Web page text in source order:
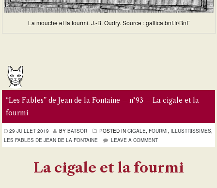
La mouche et la fourmi. J.-B. Oudry. Source : gallica.bnf.fr/BnF
“Les Fables” de Jean de la Fontaine – n°93 – La cigale et la
fourmi
29 JUILLET 2019 BY BATSOR POSTED IN CIGALE FOURMI ILLUSTRISSIMES
LES FABLES DE JEAN DE LA FONTAINE
LEAVE A COMMENT
La cigale et la fourmi